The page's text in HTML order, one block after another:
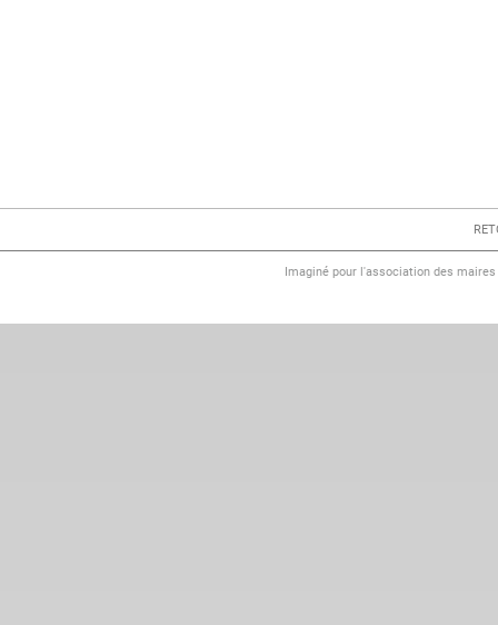
Imaginé pour l'association des